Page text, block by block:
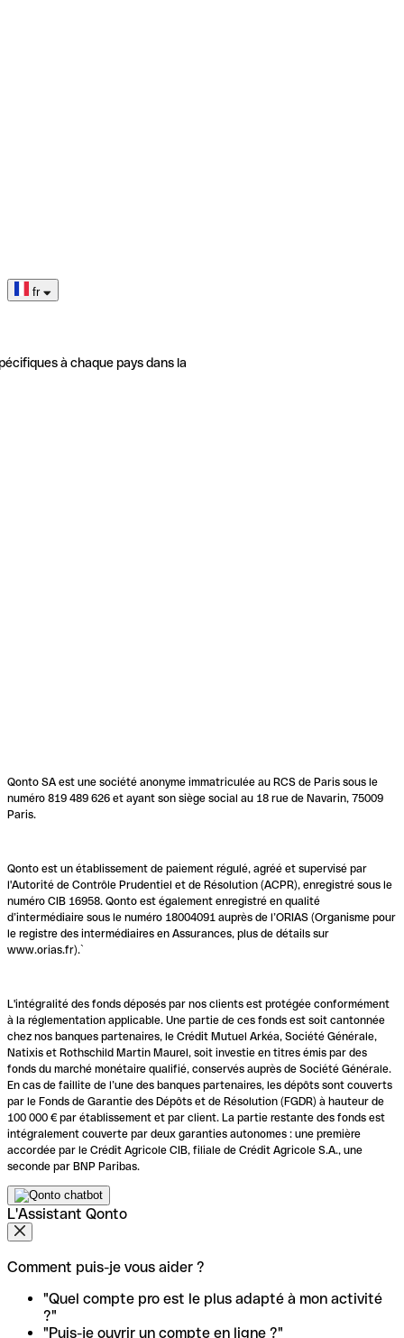
fr
à chaque pays dans la
Qonto SA est une société anonyme immatriculée au RCS de Paris sous le
numéro 819 489 626 et ayant son siège social au 18 rue de Navarin, 75009
Paris.
Qonto est un établissement de paiement régulé, agréé et supervisé par
l'Autorité de Contrôle Prudentiel et de Résolution (ACPR), enregistré sous le
numéro CIB 16958. Qonto est également enregistré en qualité
d’intermédiaire sous le numéro 18004091 auprès de l’ORIAS (Organisme pour
le registre des intermédiaires en Assurances, plus de détails sur
www.orias.fr).`
L'intégralité des fonds déposés par nos clients est protégée conformément
à la réglementation applicable. Une partie de ces fonds est soit cantonnée
chez nos banques partenaires, le Crédit Mutuel Arkéa, Société Générale,
Natixis et Rothschild Martin Maurel, soit investie en titres émis par des
fonds du marché monétaire qualifié, conservés auprès de Société Générale.
En cas de faillite de l’une des banques partenaires, les dépôts sont couverts
par le Fonds de Garantie des Dépôts et de Résolution (FGDR) à hauteur de
100 000 € par établissement et par client. La partie restante des fonds est
intégralement couverte par deux garanties autonomes : une première
accordée par le Crédit Agricole CIB, filiale de Crédit Agricole S.A., une
seconde par BNP Paribas.
L'Assistant Qonto
Comment puis-je vous aider ?
"Quel compte pro est le plus adapté à mon activité
?"
"Puis-je ouvrir un compte en ligne ?"